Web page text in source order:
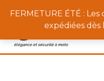
FERMETURE ÉTÉ :
expédiées dès